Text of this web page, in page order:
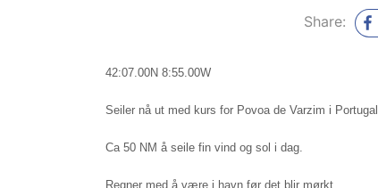
Share:
42:07.00N 8:55.00W
Seiler nå ut med kurs for Povoa de Varzim i Portugal.
Ca 50 NM å seile fin vind og sol i dag.
Regner med å være i havn før det blir mørkt